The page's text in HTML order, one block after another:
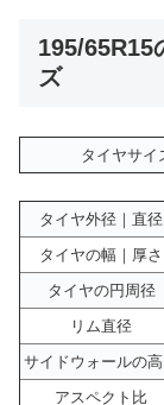
195/65R15
ズ
タイヤサイ
タイヤ外径｜直径
タイヤの幅｜厚さ
タイヤの円周径
リム直径
サイドウォールの高
アスペクト比